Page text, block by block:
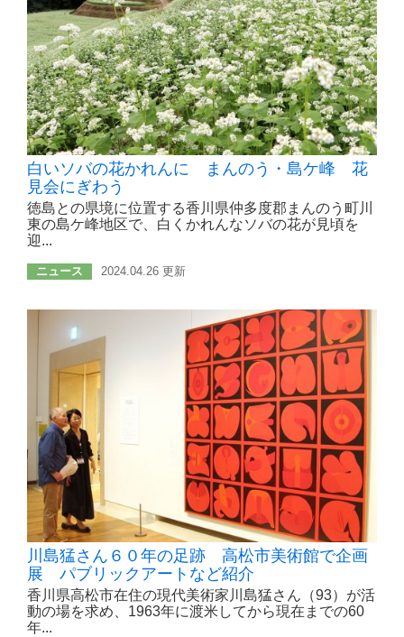
白いソバの花かれんに まんのう・島ケ峰 花
見会にぎわう
徳島との県境に位置する香川県仲多度郡まんのう町川
東の島ケ峰地区で、白くかれんなソバの花が見頃を
迎...
ニュース 2024.04.26 更新
川島猛さん６０年の足跡 高松市美術館で企画
展 パブリックアートなど紹介
香川県高松市在住の現代美術家川島猛さん（93）が活
動の場を求め、1963年に渡米してから現在までの60
年...